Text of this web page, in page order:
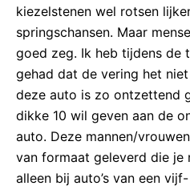
kiezelstenen wel rotsen
springschansen. Maar
goed zeg. Ik heb tijdens de
gehad dat de vering het
deze auto is zo ontzettend
dikke 10 wil geven aan de
auto. Deze mannen/
van formaat geleverd die je
alleen bij auto’s van een